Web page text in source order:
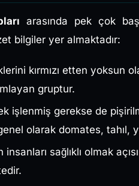
arasında pek çok
bilgiler yer almaktadır:
kırmızı etten yoksun
gruptur.
işlenmiş gerekse de
olarak domates, tahıl,
sağlıklı olmak